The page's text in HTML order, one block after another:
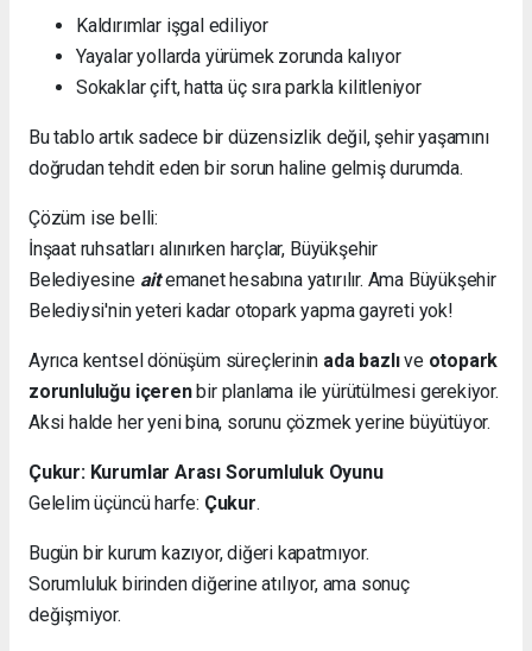
Kaldırımlar işgal ediliyor
Yayalar yollarda yürümek zorunda kalıyor
Sokaklar çift, hatta üç sıra parkla kilitleniyor
Bu tablo artık sadece bir düzensizlik değil, şehir yaşamını
doğrudan tehdit eden bir sorun haline gelmiş durumda.
Çözüm ise belli:
İnşaat ruhsatları alınırken harçlar, Büyükşehir
Belediyesine aitemanet hesabına yatırılır. Ama Büyükşehir
Belediysi'nin yeteri kadar otopark yapma gayreti yok!
Ayrıca kentsel dönüşüm süreçlerinin ada bazlıve otopark
zorunluluğu içerenbir planlama ile yürütülmesi gerekiyor.
Aksi halde her yeni bina, sorunu çözmek yerine büyütüyor.
Çukur: Kurumlar Arası Sorumluluk Oyunu
Gelelim üçüncü harfe: Çukur.
Bugün bir kurum kazıyor, diğeri kapatmıyor.
Sorumluluk birinden diğerine atılıyor, ama sonuç
değişmiyor.